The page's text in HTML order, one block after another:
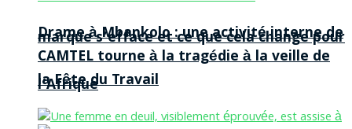
marque s’efface et ce que cela change pour
l’Afrique
Drame à Mbankolo : une activité interne de
CAMTEL tourne à la tragédie à la veille de
la Fête du Travail